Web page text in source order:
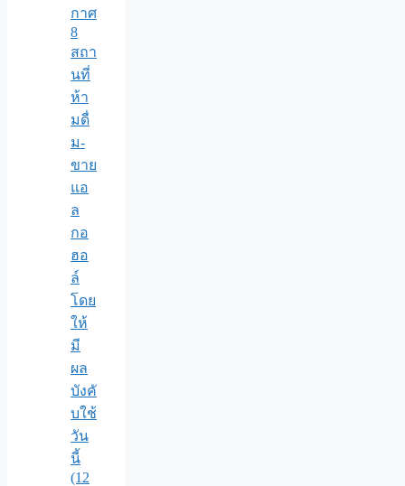
กาศ
8
สถา
นที่
ห้า
มดื่
ม-
ขาย
แอ
ล
กอ
ฮอ
ล์
โดย
ให้
มี
ผล
บังคั
บใช้
วัน
นี้
(12